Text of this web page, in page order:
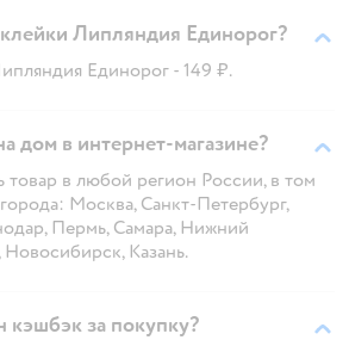
Липляндия Единорог?
Единорог - 149 ₽.
дом в интернет-магазине?
товар в любой регион России, в том
Москва, Санкт-Петербург,
Пермь, Самара, Нижний
Казань.
кэшбэк за покупку?